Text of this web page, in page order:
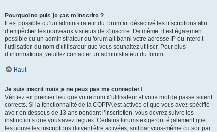
Pourquoi ne puis-je pas m’inscrire ?
Il est possible qu’un administrateur du forum ait désactivé les inscriptions afin
d’empêcher les nouveaux visiteurs de s’inscrire. De même, il est également
possible qu’un administrateur du forum ait banni votre adresse IP ou interdit
l’utilisation du nom d’utilisateur que vous souhaitez utiliser. Pour plus
d’informations, veuillez contacter un administrateur du forum.
Haut
Je suis inscrit mais je ne peux pas me connecter !
Vérifiez en premier lieu que votre nom d’utilisateur et votre mot de passe soient
corrects. Si la fonctionnalité de la COPPA est activée et que vous avez spécifié
avoir en dessous de 13 ans pendant l’inscription, vous devrez suivre les
instructions que vous avez reçues. Certains forums exigeront également que
les nouvelles inscriptions doivent être activées, soit par vous-même ou soit par